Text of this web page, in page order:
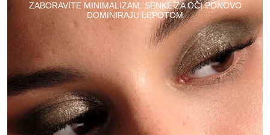
ZABORAVITE MINIMALIZAM: SENKE ZA OČI PONOVO
DOMINIRAJU LEPOTOM